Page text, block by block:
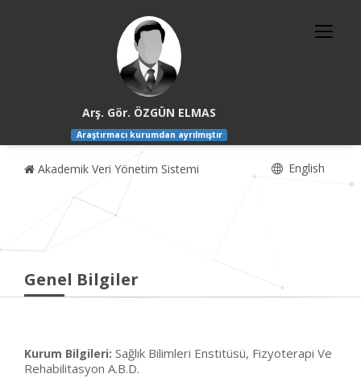
Arş. Gör. ÖZGÜN ELMAS
Araştırmacı kurumdan ayrılmıştır
Akademik Veri Yönetim Sistemi English
Genel Bilgiler
Kurum Bilgileri: Sağlık Bilimleri Enstitüsü, Fizyoterapi Ve
Rehabilitasyon A.B.D.